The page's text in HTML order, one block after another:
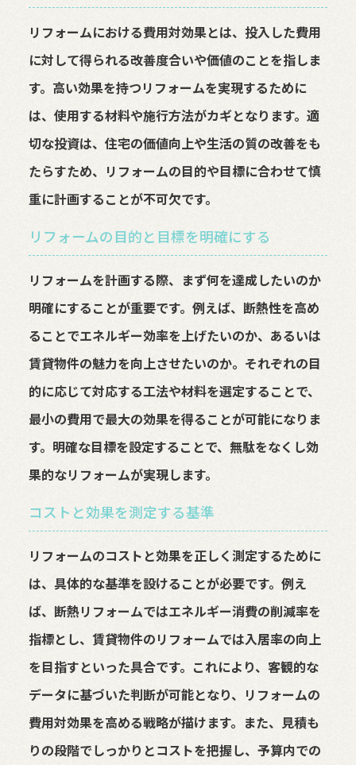
リフォームにおける費用対効果とは、投入した費用
に対して得られる改善度合いや価値のことを指しま
す。高い効果を持つリフォームを実現するために
は、使用する材料や施行方法がカギとなります。適
切な投資は、住宅の価値向上や生活の質の改善をも
たらすため、リフォームの目的や目標に合わせて慎
重に計画することが不可欠です。
リフォームの目的と目標を明確にする
リフォームを計画する際、まず何を達成したいのか
明確にすることが重要です。例えば、断熱性を高め
ることでエネルギー効率を上げたいのか、あるいは
賃貸物件の魅力を向上させたいのか。それぞれの目
的に応じて対応する工法や材料を選定することで、
最小の費用で最大の効果を得ることが可能になりま
す。明確な目標を設定することで、無駄をなくし効
果的なリフォームが実現します。
コストと効果を測定する基準
リフォームのコストと効果を正しく測定するために
は、具体的な基準を設けることが必要です。例え
ば、断熱リフォームではエネルギー消費の削減率を
指標とし、賃貸物件のリフォームでは入居率の向上
を目指すといった具合です。これにより、客観的な
データに基づいた判断が可能となり、リフォームの
費用対効果を高める戦略が描けます。また、見積も
りの段階でしっかりとコストを把握し、予算内での